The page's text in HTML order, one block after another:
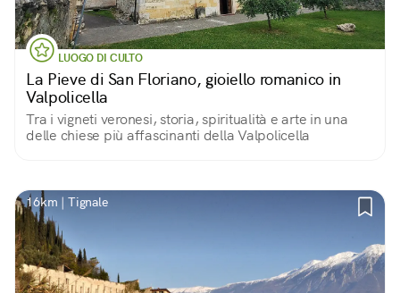
LUOGO DI CULTO
La Pieve di San Floriano, gioiello romanico in
Valpolicella
Tra i vigneti veronesi, storia, spiritualità e arte in una
delle chiese più affascinanti della Valpolicella
16km | Tignale